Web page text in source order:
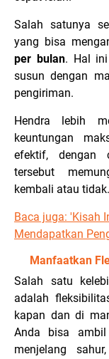
Salah satunya
yang bisa
per bulan. Hal
susun dengan
pengiriman.
Hendra lebih
keuntungan
efektif, dengan
tersebut
kembali atau tidak.
Baca juga: 'Kisah
Mendapatkan
Manfaatkan
Salah satu
adalah
kapan dan di
Anda bisa
menjelang